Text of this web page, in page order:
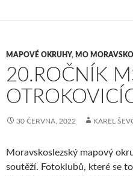
MAPOVÉ OKRUHY, MO
20.ROČNÍK
30 ČERVNA, 2022 KAREL
Moravskoslezský mapový
soutěží. Fotoklubů, které se